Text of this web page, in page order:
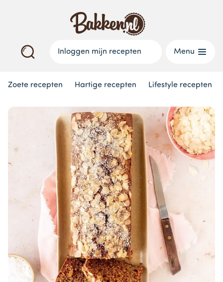
Inloggen mijn recepten Menu
Zoete recepten Hartige recepten Lifestyle recepten